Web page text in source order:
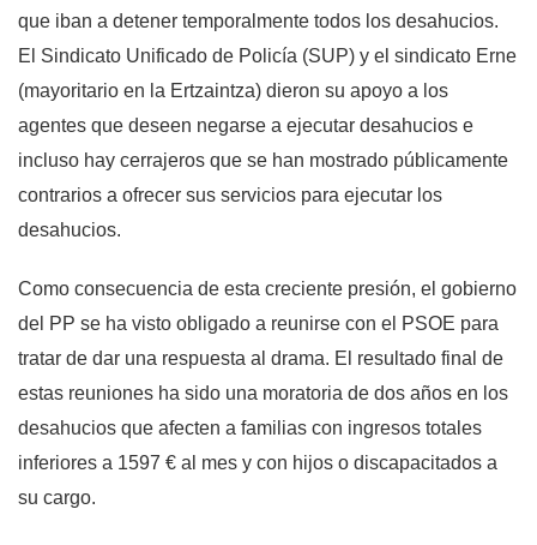
que iban a detener temporalmente todos los desahucios.
El Sindicato Unificado de Policía (SUP) y el sindicato Erne
(mayoritario en la Ertzaintza) dieron su apoyo a los
agentes que deseen negarse a ejecutar desahucios e
incluso hay cerrajeros que se han mostrado públicamente
contrarios a ofrecer sus servicios para ejecutar los
desahucios.
Como consecuencia de esta creciente presión, el gobierno
del PP se ha visto obligado a reunirse con el PSOE para
tratar de dar una respuesta al drama. El resultado final de
estas reuniones ha sido una moratoria de dos años en los
desahucios que afecten a familias con ingresos totales
inferiores a 1597 € al mes y con hijos o discapacitados a
su cargo.